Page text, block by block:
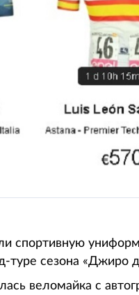
спортивную
туре сезона «Джиро
веломайка с